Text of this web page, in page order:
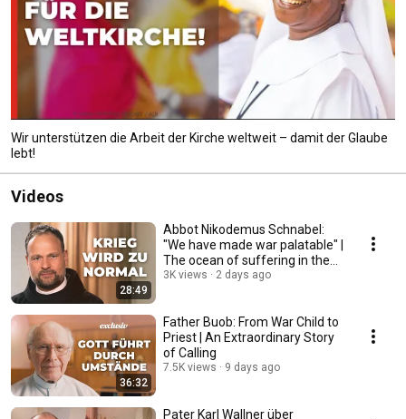
Wir unterstützen die Arbeit der Kirche weltweit – damit der Glaube
lebt!
Videos
28:49
Abbot Nikodemus Schnabel:
"We have made war palatable" |
The ocean of suffering in the
Holy Land
3K views 2 days ago
36:32
Father Buob: From War Child to
Priest | An Extraordinary Story
of Calling
7.5K views 9 days ago
Pater Karl Wallner über